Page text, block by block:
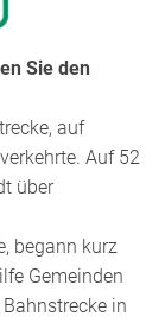
Sie den
auf
Auf 52
über
begann kurz
Gemeinden
in